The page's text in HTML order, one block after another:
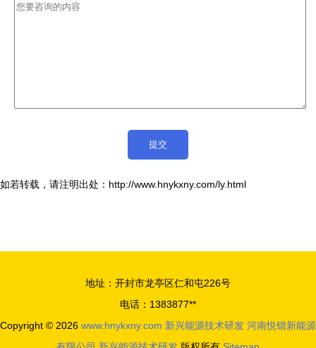
如若转载，请注明出处：http://www.hnykxny.com/ly.html
地址：开封市龙亭区仁和屯226号
电话：1383877**
Copyright © 2026 www.hnykxny.com 新兴能源技术研发 河南悦锴新能源